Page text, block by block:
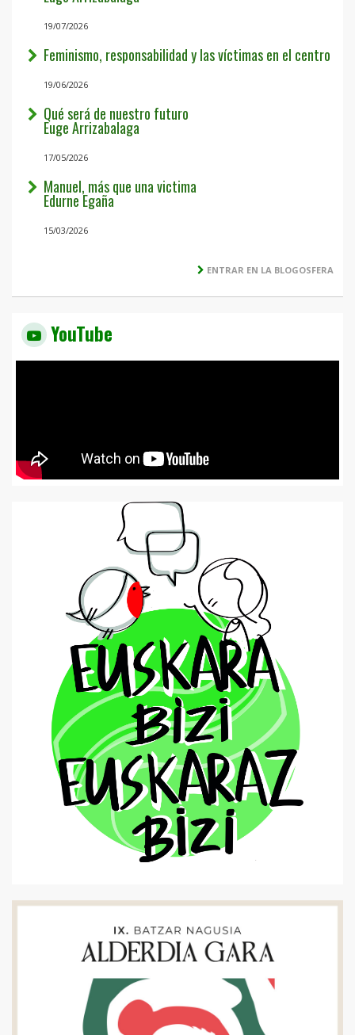
19/07/2026
Feminismo, responsabilidad y las víctimas en el centro
19/06/2026
Qué será de nuestro futuro
Euge Arrizabalaga
17/05/2026
Manuel, más que una victima
Edurne Egaña
15/03/2026
ENTRAR EN LA BLOGOSFERA
YouTube